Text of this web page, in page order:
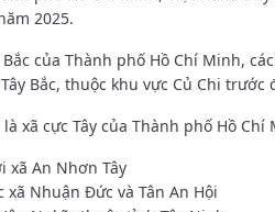
2025.
của Thành phố Hồ Chí Minh,
Bắc, thuộc khu vực Củ Chi trước
xã cực Tây của Thành phố Hồ
xã An Nhơn Tây
Nhuận Đức và Tân An Hội